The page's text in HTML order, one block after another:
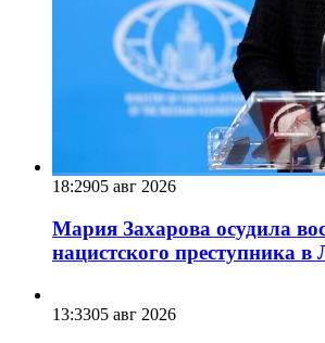
18:2905 авг 2026
Мария Захарова осудила
нацистского преступника в
13:3305 авг 2026